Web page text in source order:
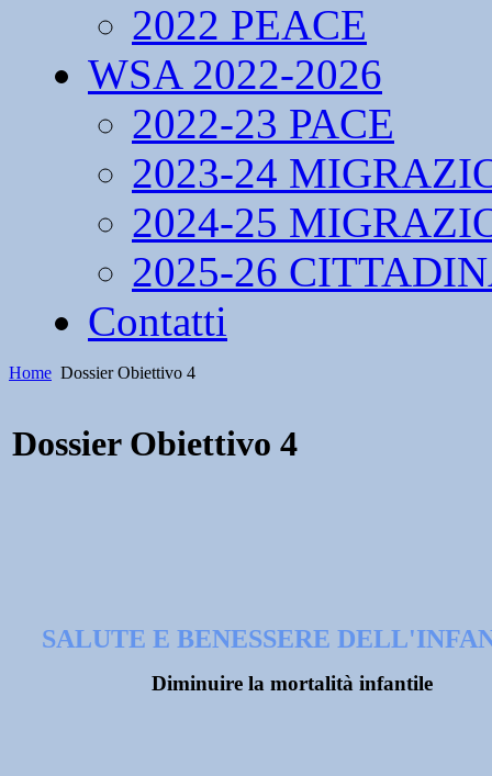
2022 PEACE
WSA 2022-2026
2022-23 PACE
2023-24
2024-25
2025-26
Contatti
Home Dossier Obiettivo 4
Dossier Obiettivo 4
SALUTE E BENESSERE
Diminuire la mortalità infantile